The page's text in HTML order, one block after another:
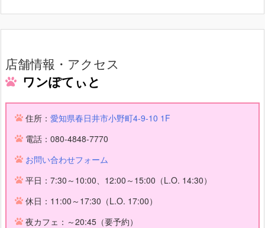
店舗情報・アクセス
ワンぽてぃと
住所：愛知県春日井市小野町4-9-10 1F
電話：080-4848-7770
お問い合わせフォーム
平日：7:30～10:00、12:00～15:00（L.O. 14:30）
休日：11:00～17:30（L.O. 17:00）
夜カフェ：～20:45（要予約）